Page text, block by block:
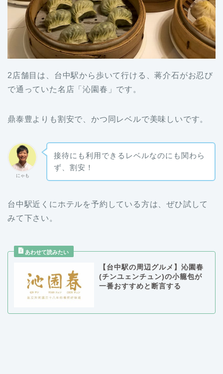
2店舗目は、台中駅から歩いて行ける、蒋介石がお忍び
で通っていた名店「沁園春」です。
鼎泰豊よりも割安で、かつ同レベルで美味しいです。
にゃも
接待にも利用できるレベルなのにも関わら
ず、割安！
台中駅近くにホテルを予約している方は、ぜひ試して
みて下さい。
【台中駅の周辺グルメ】沁園春
(チンユェンチュン)の小籠包が
一番おすすめと断言する